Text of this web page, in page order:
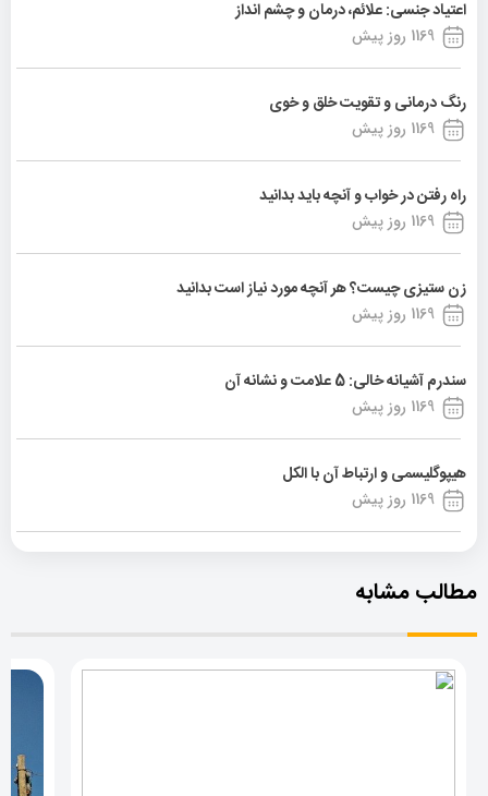
اعتیاد جنسی: علائم، درمان و چشم انداز
1169 روز پیش
رنگ درمانی و تقویت خلق و خوی
1169 روز پیش
راه رفتن در خواب و آنچه باید بدانید
1169 روز پیش
زن ستیزی چیست؟ هر آنچه مورد نیاز است بدانید
1169 روز پیش
سندرم آشیانه خالی: 5 علامت و نشانه آن
1169 روز پیش
هیپوگلیسمی و ارتباط آن با الکل
1169 روز پیش
مطالب مشابه